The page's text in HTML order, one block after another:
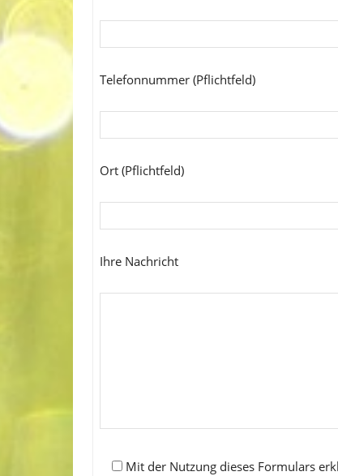
Telefonnummer (Pflichtfeld)
Ort (Pflichtfeld)
Ihre Nachricht
Mit der Nutzung dieses Formulars